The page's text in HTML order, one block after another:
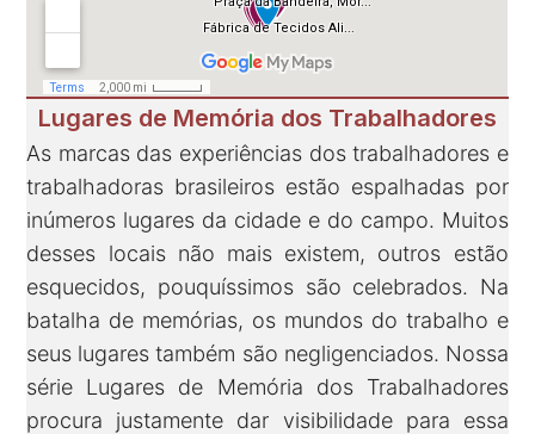
Lugares de Memória dos Trabalhadores
As marcas das experiências dos trabalhadores e
trabalhadoras brasileiros estão espalhadas por
inúmeros lugares da cidade e do campo. Muitos
desses locais não mais existem, outros estão
esquecidos, pouquíssimos são celebrados. Na
batalha de memórias, os mundos do trabalho e
seus lugares também são negligenciados. Nossa
série Lugares de Memória dos Trabalhadores
procura justamente dar visibilidade para essa